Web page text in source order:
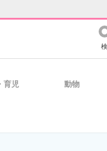
育児 動物